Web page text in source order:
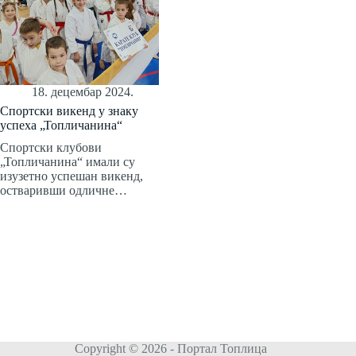
18. децембар 2024.
Спортски викенд у знаку
успеха „Топличанина“
Спортски клубови
„Топличанина“ имали су
изузетно успешан викенд,
остваривши одличне…
Copyright © 2026 - Портал Топлица